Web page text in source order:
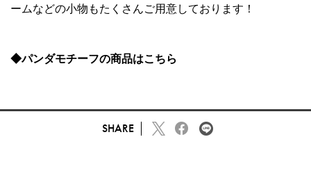
ームなどの小物もたくさんご用意しております！
◆パンダモチーフの商品はこちら
SHARE